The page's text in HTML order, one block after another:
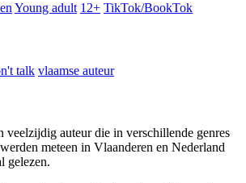
Young adult 12+ TikTok/BookTok
talk vlaamse auteur
veelzijdig auteur die in verschillende genres
meteen in Vlaanderen en Nederland
gelezen.